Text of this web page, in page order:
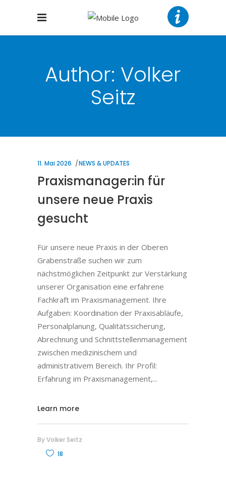
Author: Volker
Seitz
11. Mai 2026 NEWS & UPDATES
Praxismanager:in für
unsere neue Praxis
gesucht
Für unsere neue Praxis in der Oberen
Grabenstraße suchen wir zum
nächstmöglichen Zeitpunkt zur Verstärkung
unserer Organisation eine erfahrene
Fachkraft im Praxismanagement. Ihre
Aufgaben: Koordination der Praxisabläufe,
Personalplanung, Qualitätssicherung,
Abrechnung und Schnittstellenmanagement
zwischen medizinischem und
administrativem Bereich. Ihr Profil:
Erfahrung im Praxismanagement,
Learn more
ByVolker Seitz
18